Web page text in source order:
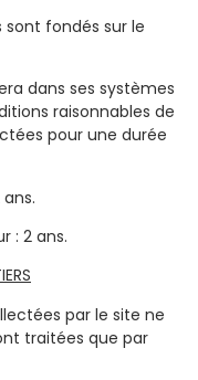
fondés sur le
dans ses systèmes
raisonnables de
pour une durée
: 2 ans.
par le site ne
traitées que par